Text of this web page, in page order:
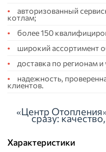
авторизованный
котлам;
более 150
широкий ассортимент
доставка по регионам
надежность,
клиентов.
«Центр
сразу:
Характеристики